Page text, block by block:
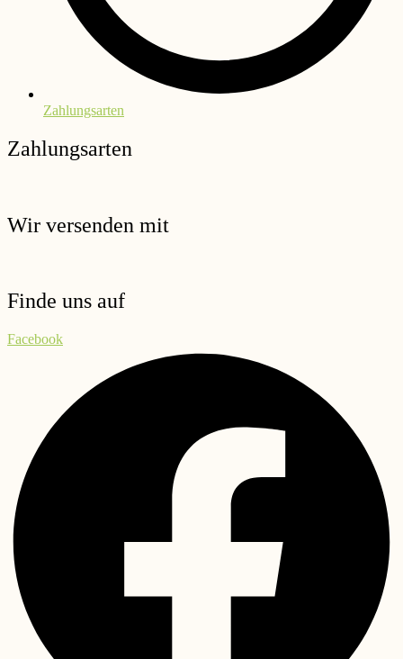
Zahlungsarten
Zahlungsarten
Wir versenden mit
Finde uns auf
Facebook